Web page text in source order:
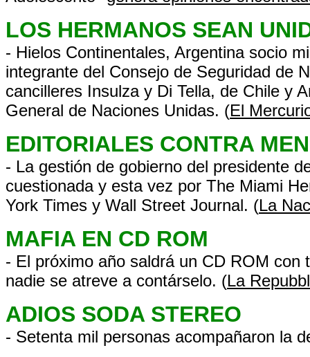
LOS HERMANOS SEAN
- Hielos Continentales, Argentina socio
integrante del Consejo de Seguridad de
cancilleres Insulza y Di Tella, de Chile y
General de Naciones Unidas. (El
EDITORIALES CONTRA
- La gestión de gobierno del presidente
cuestionada y esta vez por The Miami
York Times y Wall Street Journal. (La
MAFIA EN CD ROM
- El próximo año saldrá un CD ROM
nadie se atreve a contárselo. (La
ADIOS SODA STEREO
- Setenta mil personas acompañaron la